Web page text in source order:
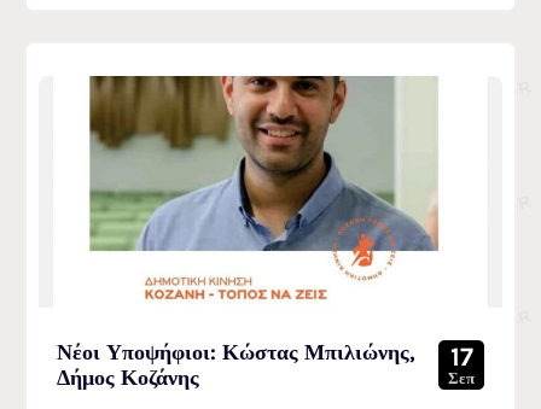
Νέοι Υποψήφιοι: Κώστας Μπιλιώνης,
Δήμος Κοζάνης
17
Σεπ